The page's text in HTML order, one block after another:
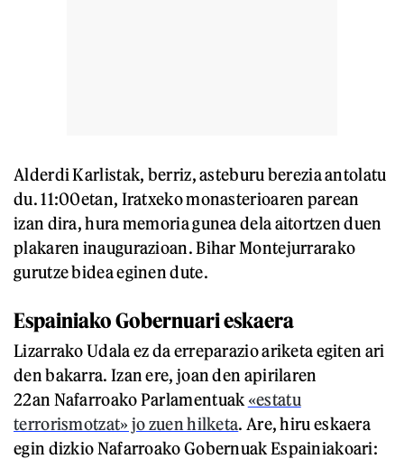
Alderdi Karlistak, berriz, asteburu berezia antolatu
du. 11:00etan, Iratxeko monasterioaren parean
izan dira, hura memoria gunea dela aitortzen duen
plakaren inaugurazioan. Bihar Montejurrarako
gurutze bidea eginen dute.
Espainiako Gobernuari eskaera
Lizarrako Udala ez da erreparazio ariketa egiten ari
den bakarra. Izan ere, joan den apirilaren
22an Nafarroako Parlamentuak «estatu
terrorismotzat» jo zuen hilketa. Are, hiru eskaera
egin dizkio Nafarroako Gobernuak Espainiakoari: